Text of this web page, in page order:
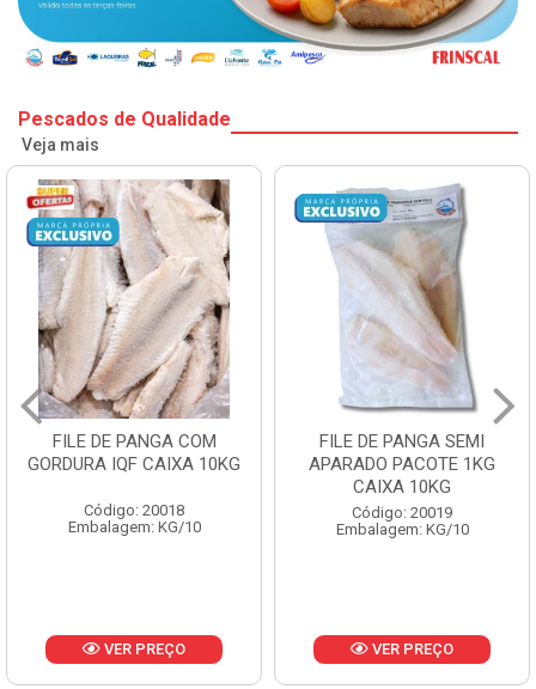
Pescados de Qualidade
Veja mais
FILE DE PANGA SEMI
APARADO PACOTE 1KG
Código: 20019
Embalagem: KG/10
VER PREÇO
POLACA DESFIADA
PESCAMARES PCT5KG
CX10KG
Código: 20161
Embalagem: KG/10
VER PREÇO